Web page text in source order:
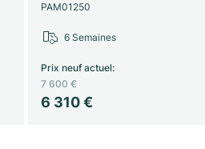
PAM01250
6 310 €
Prix neuf actuel:
7 600 €
6 Semaines